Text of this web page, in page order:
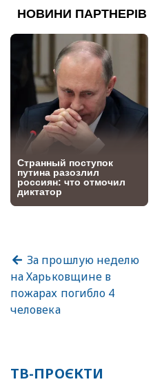
За прошлую неделю
на Харьковщине в
пожарах погибло 4
человека
ТВ-ПРОЄКТИ